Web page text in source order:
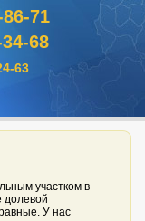
71
68
63
участком в
долевой
У нас